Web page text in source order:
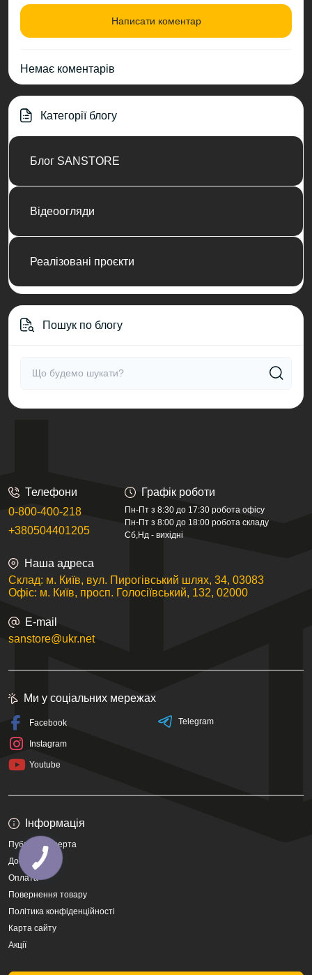
Написати коментар
Немає коментарів
Категорії блогу
Блог SANSTORE
Відеоогляди
Реалізовані проєкти
Пошук по блогу
Телефони
0-800-400-218
+380504401205
Графік роботи
Пн-Пт з 8:30 до 17:30 робота офісу
Пн-Пт з 8:00 до 18:00 робота складу
Сб,Нд - вихідні
Наша адреса
Склад: м. Київ, вул. Пирогівський шлях, 34, 03083
Офіс: м. Київ, просп. Голосіївський, 132, 02000
E-mail
sanstore@ukr.net
Інформація
Публічна оферта
Доставка
Оплата
Повернення товару
Політика конфіденційності
Карта сайту
Акції
Ми у соціальних мережах
Facebook
Instagram
Youtube
Telegram